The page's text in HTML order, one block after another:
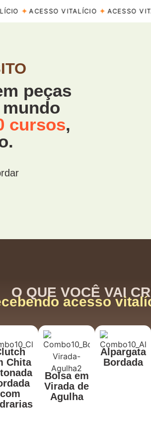
peças
cursos,
O QUE VOCÊ VAI
acesso
Chita
com
Bolsa em
Virada de
Agulha
Alpargata
Bordada